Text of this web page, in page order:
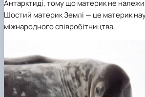
Антарктиді, тому що материк не
Шостий материк Землі — це материк
міжнародного співробітництва.